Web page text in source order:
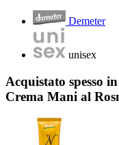
Demeter
unisex
Acquistato spesso
Crema Mani al